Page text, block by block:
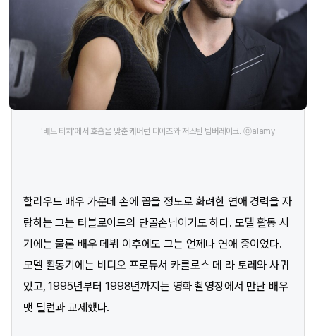
'배드 티처'에서 호흡을 맞춘 캐머런 디아즈와 저스틴 팀버레이크. ⓒalamy
할리우드 배우 가운데 손에 꼽을 정도로 화려한 연애 경력을 자
랑하는 그는 타블로이드의 단골손님이기도 하다. 모델 활동 시
기에는 물론 배우 데뷔 이후에도 그는 언제나 연애 중이었다.
모델 활동기에는 비디오 프로듀서 카를로스 데 라 토레와 사귀
었고, 1995년부터 1998년까지는 영화 촬영장에서 만난 배우
맷 딜런과 교제했다.